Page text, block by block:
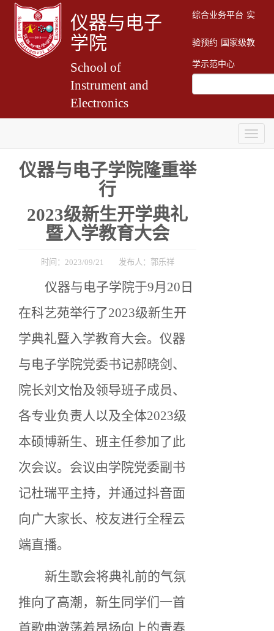
仪器与电子
学院
School of
Instrument and
Electronics
综合业务平台 实
验预约 国家级教
学示范中心
仪器与电子学院隆重举
行
2023级新生开学典礼
暨入学教育大会
时间：2023/09/21 发布人：郭乐祥
仪器与电子学院于9月20日
在科艺苑举行了2023级新生开
学典礼暨入学教育大会。仪器
与电子学院党委书记郝晓剑、
院长刘文怡及领导班子成员、
各专业负责人以及全体2023级
本硕博新生、班主任参加了此
次会议。会议由学院党委副书
记杜瑞平主持，并通过抖音面
向广大家长、校友进行全程云
端直播。
新生歌会将典礼前的气氛
推向了高潮，新生同学们一首
首歌曲激荡着昂扬向上的青春